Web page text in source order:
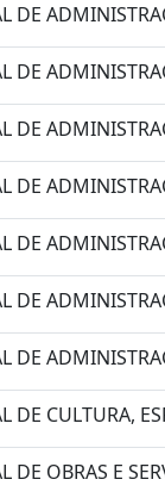
DE
DE
DE
DE
DE
DE
DE
DE CULTURA,
DE OBRAS E